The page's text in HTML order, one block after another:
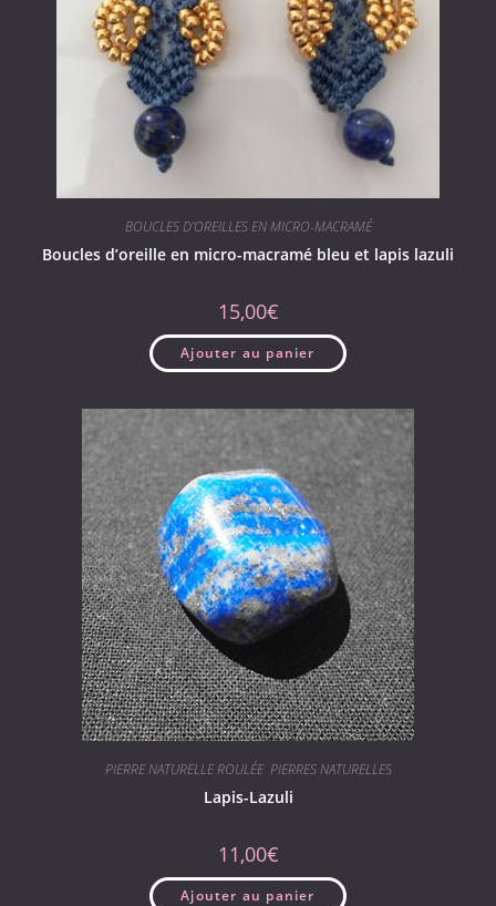
BOUCLES D'OREILLES EN MICRO-MACRAMÉ
Boucles d’oreille en micro-macramé bleu et lapis lazuli
15,00€
Ajouter au panier
PIERRE NATURELLE ROULÉE, PIERRES NATURELLES
Lapis-Lazuli
11,00€
Ajouter au panier